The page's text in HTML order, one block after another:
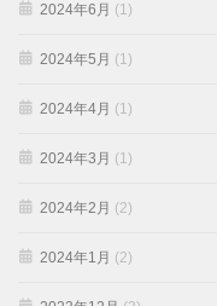
2024年6月 (1)
2024年5月 (1)
2024年4月 (1)
2024年3月 (1)
2024年2月 (2)
2024年1月 (2)